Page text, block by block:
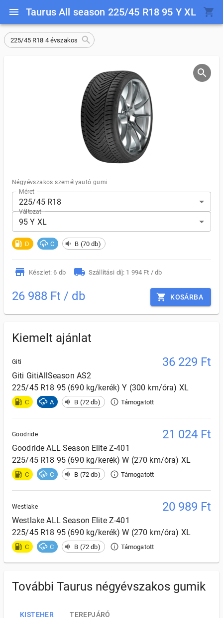
Taurus All season 225/45 R18 95 Y XL
225/45 R18 4 évszakos
Négyévszakos személyautó gumi
Méret
225/45 R18
Változat
95 Y XL
D C B (70 db)
Készlet: 6 db Szállítási díj: 1 994 Ft / db
26 988 Ft / db KOSÁRBA
Kiemelt ajánlat
Giti 36 229 Ft
Giti GitiAllSeason AS2
225/45 R18 95 (690 kg/kerék) Y (300 km/óra) XL
C A B (72 db) Támogatott
Goodride 21 024 Ft
Goodride ALL Season Elite Z-401
225/45 R18 95 (690 kg/kerék) W (270 km/óra) XL
C C B (72 db) Támogatott
Westlake 20 989 Ft
Westlake ALL Season Elite Z-401
225/45 R18 95 (690 kg/kerék) W (270 km/óra) XL
C C B (72 db) Támogatott
További Taurus négyévszakos gumik
KISTEHER TEREPJÁRÓ